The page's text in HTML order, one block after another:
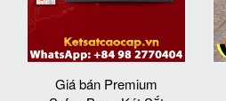
Giá bán Premium